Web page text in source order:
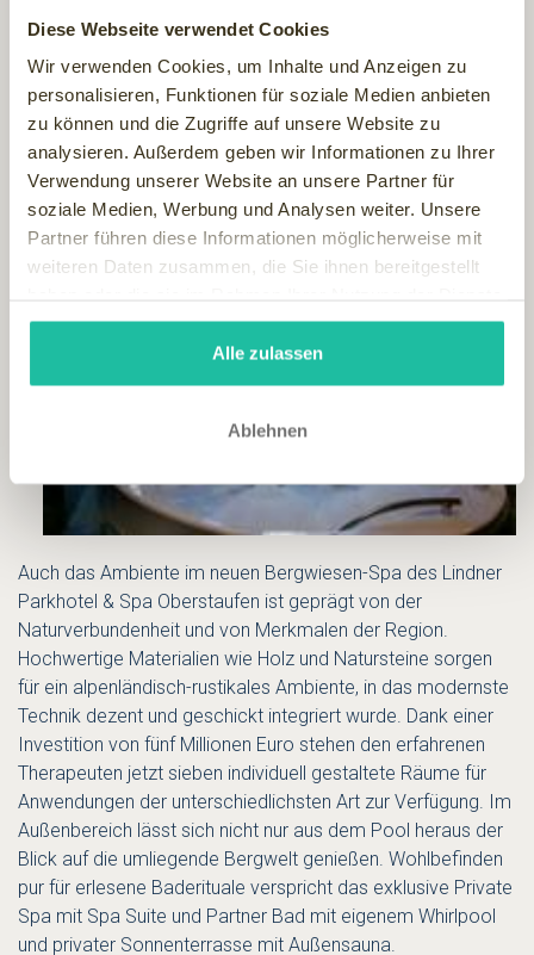
Diese Webseite verwendet Cookies
Wir verwenden Cookies, um Inhalte und Anzeigen zu
personalisieren, Funktionen für soziale Medien anbieten
zu können und die Zugriffe auf unsere Website zu
analysieren. Außerdem geben wir Informationen zu Ihrer
Verwendung unserer Website an unsere Partner für
soziale Medien, Werbung und Analysen weiter. Unsere
Partner führen diese Informationen möglicherweise mit
weiteren Daten zusammen, die Sie ihnen bereitgestellt
gesammelt haben.
Alle zulassen
Ablehnen
mit wichtigen Mineralien und Spurenelementen. Das
hochmotivierte Spa-Team kennt die verschiedenen
Wirkungen der Naturheilmittel ganz genau und hält für jeden
Gast die passende Empfehlung aus der umfangreichen
Auswahl an Packungen und Bädern parat.
Auch das Ambiente im neuen Bergwiesen-Spa des Lindner
Parkhotel & Spa Oberstaufen ist geprägt von der
Naturverbundenheit und von Merkmalen der Region.
Hochwertige Materialien wie Holz und Natursteine sorgen
für ein alpenländisch-rustikales Ambiente, in das modernste
Technik dezent und geschickt integriert wurde. Dank einer
Investition von fünf Millionen Euro stehen den erfahrenen
Therapeuten jetzt sieben individuell gestaltete Räume für
Anwendungen der unterschiedlichsten Art zur Verfügung. Im
Außenbereich lässt sich nicht nur aus dem Pool heraus der
Blick auf die umliegende Bergwelt genießen. Wohlbefinden
pur für erlesene Baderituale verspricht das exklusive Private
Spa mit Spa Suite und Partner Bad mit eigenem Whirlpool
und privater Sonnenterrasse mit Außensauna.